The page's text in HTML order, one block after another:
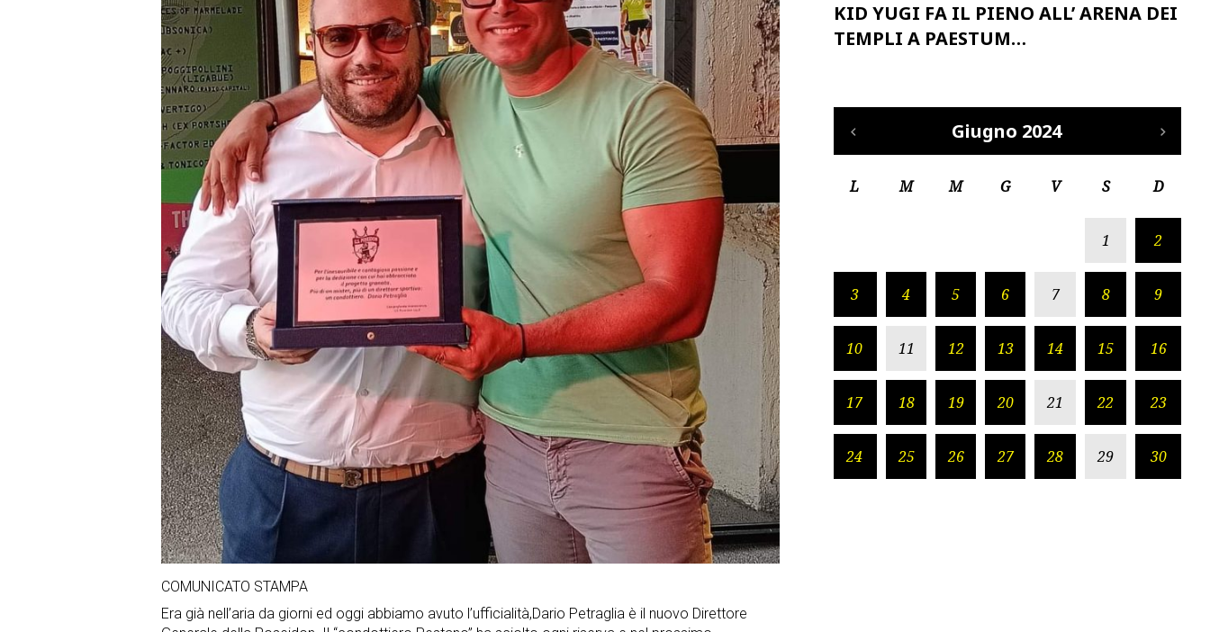
COMUNICATO STAMPA
Era già nell’aria da giorni ed oggi abbiamo avuto l’ufficialità,Dario Petraglia è il nuovo Direttore
KID YUGI FA IL PIENO ALL’ ARENA DEI
TEMPLI A PAESTUM…
Giugno 2024
L M M G V S D
1 2
3 4 5 6 7 8 9
10 11 12 13 14 15 16
17 18 19 20 21 22 23
24 25 26 27 28 29 30